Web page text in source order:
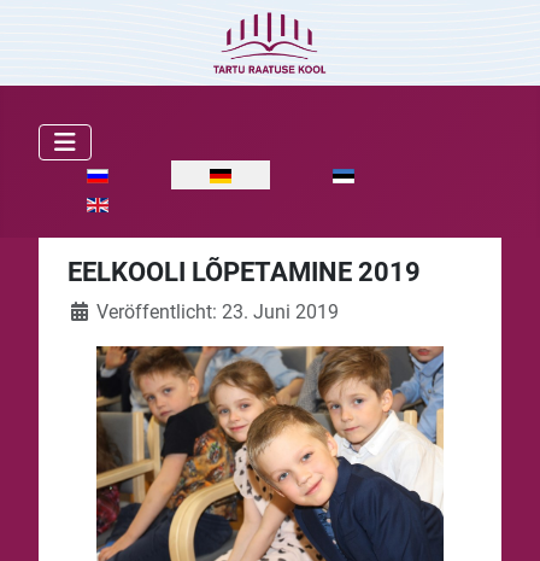
Sprache auswählen
EELKOOLI LÕPETAMINE 2019
Veröffentlicht: 23. Juni 2019